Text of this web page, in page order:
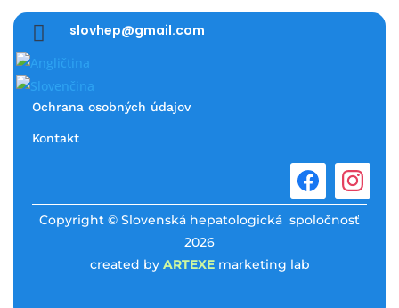
 slovhep@gmail.com
Ochrana osobných údajov
Kontakt
Copyright © Slovenská hepatologická spoločnosť
2026
created by ARTEXEmarketing lab